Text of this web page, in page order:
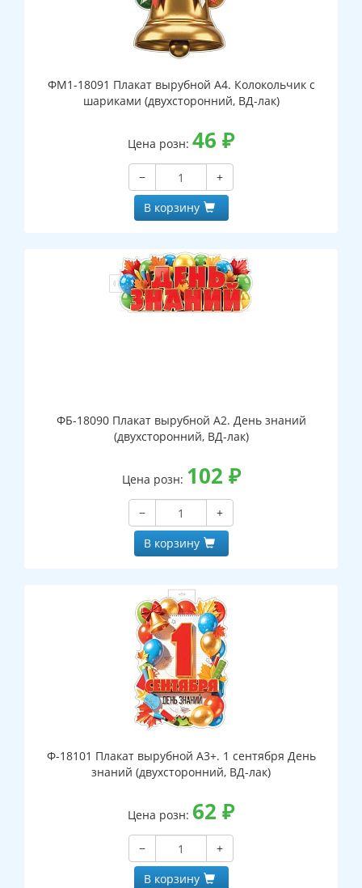
ФМ1-18091 Плакат вырубной А4. Колокольчик с
шариками (двухсторонний, ВД-лак)
Цена розн: 46 ₽
−
+
В корзину
ФБ-18090 Плакат вырубной А2. День знаний
(двухсторонний, ВД-лак)
Цена розн: 102 ₽
−
+
В корзину
Ф-18101 Плакат вырубной А3+. 1 сентября День
знаний (двухсторонний, ВД-лак)
Цена розн: 62 ₽
−
+
В корзину